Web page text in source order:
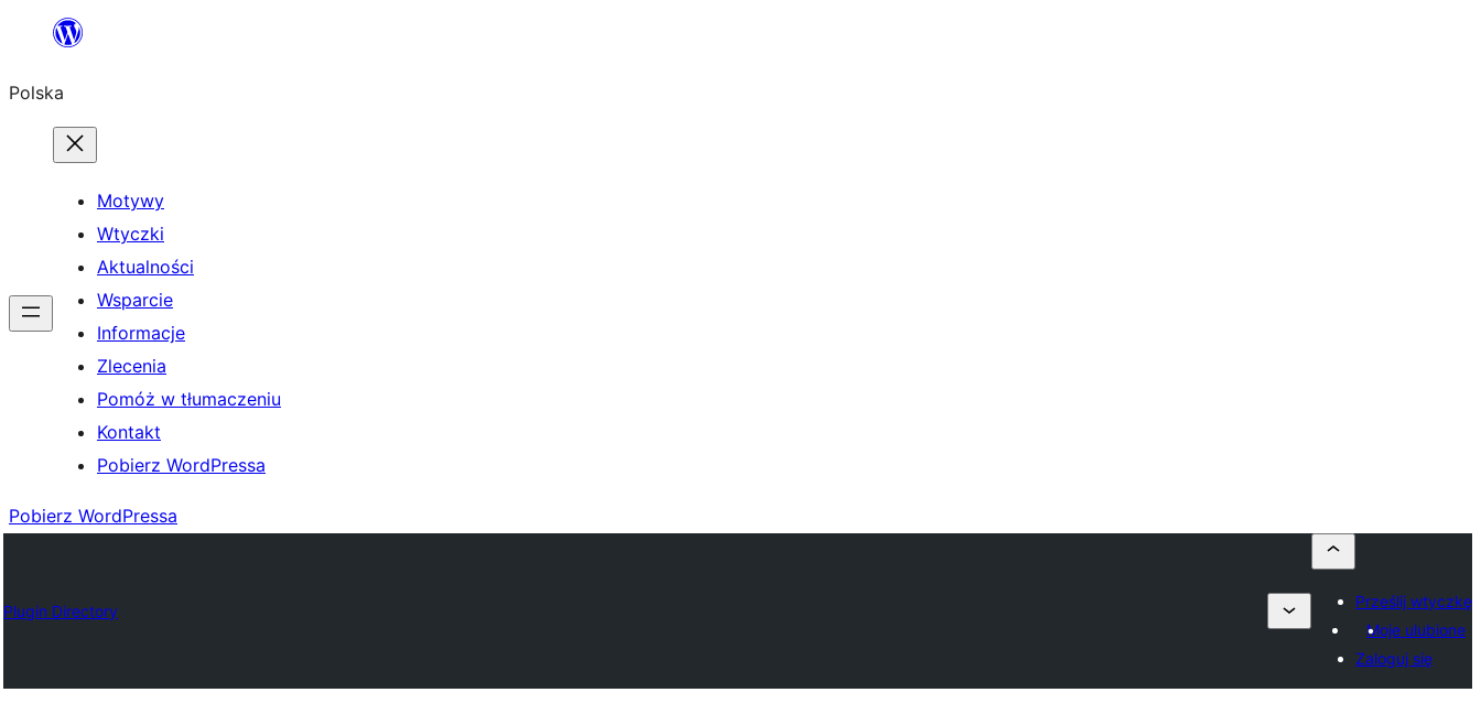
Przejdź
treści
Polska
Motywy
Wtyczki
Aktualności
Wsparcie
Informacje
Zlecenia
Pomóż w tłumaczeniu
Kontakt
Pobierz WordPressa
Pobierz WordPressa
Plugin Directory
Prześlij wtyczkę
Moje ulubione
Zaloguj się